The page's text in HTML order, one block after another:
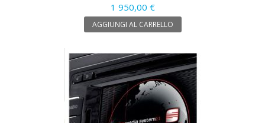
1 950,00 €
AGGIUNGI AL CARRELLO